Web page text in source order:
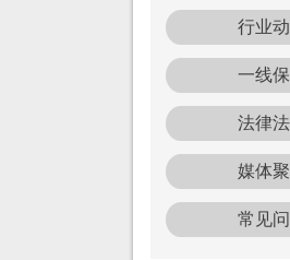
行业
一线
法律
媒体
常见